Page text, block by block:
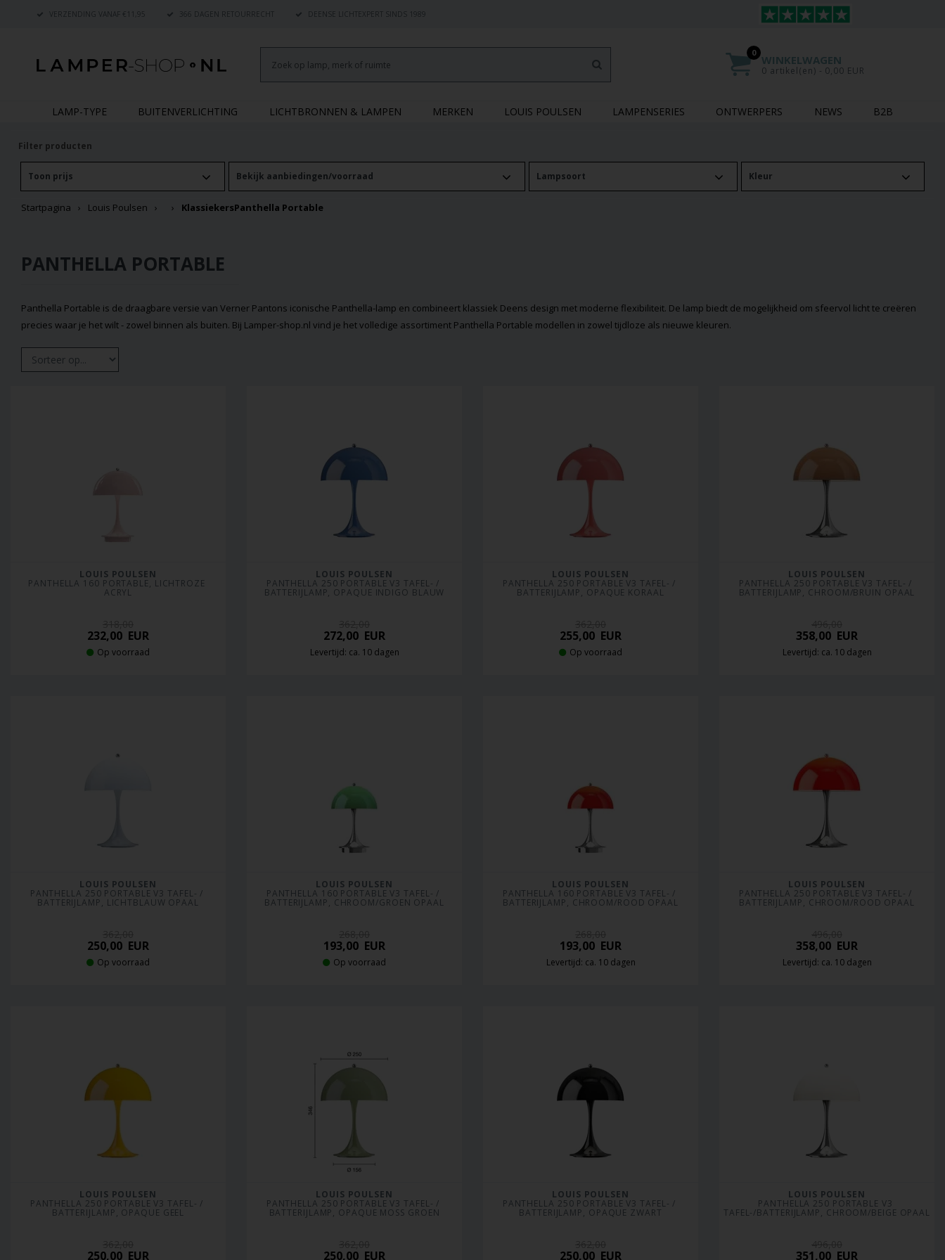
VERZENDING VANAF €11,95 366 DAGEN RETOURRECHT DEENSE LICHTEXPERT SINDS 1989
0
WINKELWAGEN
0 artikel(en) - 0,00 EUR
LAMP-TYPE BUITENVERLICHTING LICHTBRONNEN & LAMPEN MERKEN LOUIS POULSEN LAMPENSERIES ONTWERPERS NEWS B2B
Filter producten
Toon prijs Bekijk aanbiedingen/voorraad Lampsoort Kleur
Startpagina Louis Poulsen KlassiekersPanthella Portable
PANTHELLA PORTABLE
Panthella Portable is de draagbare versie van Verner Pantons iconische Panthella-lamp en combineert klassiek Deens design met moderne flexibiliteit. De lamp biedt de mogelijkheid om sfeervol licht te creëren
precies waar je het wilt - zowel binnen als buiten. Bij Lamper-shop.nl vind je het volledige assortiment Panthella Portable modellen in zowel tijdloze als nieuwe kleuren.
LOUIS POULSEN
PANTHELLA 160 PORTABLE, LICHTROZE
ACRYL
232,00 EUR
Op voorraad
LOUIS POULSEN
PANTHELLA 250 PORTABLE V3 TAFEL- /
BATTERIJLAMP, OPAQUE INDIGO BLAUW
272,00 EUR
Levertijd: ca. 10 dagen
LOUIS POULSEN
PANTHELLA 250 PORTABLE V3 TAFEL- /
BATTERIJLAMP, OPAQUE KORAAL
255,00 EUR
Op voorraad
LOUIS POULSEN
PANTHELLA 250 PORTABLE V3 TAFEL- /
BATTERIJLAMP, CHROOM/BRUIN OPAAL
358,00 EUR
Levertijd: ca. 10 dagen
LOUIS POULSEN
PANTHELLA 250 PORTABLE V3 TAFEL- /
BATTERIJLAMP, LICHTBLAUW OPAAL
250,00 EUR
Op voorraad
LOUIS POULSEN
PANTHELLA 160 PORTABLE V3 TAFEL- /
BATTERIJLAMP, CHROOM/GROEN OPAAL
193,00 EUR
Op voorraad
LOUIS POULSEN
PANTHELLA 160 PORTABLE V3 TAFEL- /
BATTERIJLAMP, CHROOM/ROOD OPAAL
193,00 EUR
Levertijd: ca. 10 dagen
LOUIS POULSEN
PANTHELLA 250 PORTABLE V3 TAFEL- /
BATTERIJLAMP, CHROOM/ROOD OPAAL
358,00 EUR
Levertijd: ca. 10 dagen
LOUIS POULSEN
PANTHELLA 250 PORTABLE V3 TAFEL- /
BATTERIJLAMP, OPAQUE GEEL
250,00 EUR
LOUIS POULSEN
PANTHELLA 250 PORTABLE V3 TAFEL- /
BATTERIJLAMP, OPAQUE MOSS GROEN
250,00 EUR
LOUIS POULSEN
PANTHELLA 250 PORTABLE V3 TAFEL- /
BATTERIJLAMP, OPAQUE ZWART
250,00 EUR
LOUIS POULSEN
PANTHELLA 250 PORTABLE V3
TAFEL-/BATTERIJLAMP, CHROOM/BEIGE OPAAL
351,00 EUR